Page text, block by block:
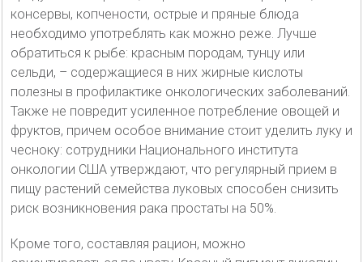
консервы, копчености, острые и пряные блюда
необходимо употреблять как можно реже. Лучше
обратиться к рыбе: красным породам, тунцу или
сельди, – содержащиеся в них жирные кислоты
полезны в профилактике онкологических заболеваний.
Также не повредит усиленное потребление овощей и
фруктов, причем особое внимание стоит уделить луку и
чесноку: сотрудники Национального института
онкологии США утверждают, что регулярный прием в
пищу растений семейства луковых способен снизить
риск возникновения рака простаты на 50%.
Кроме того, составляя рацион, можно